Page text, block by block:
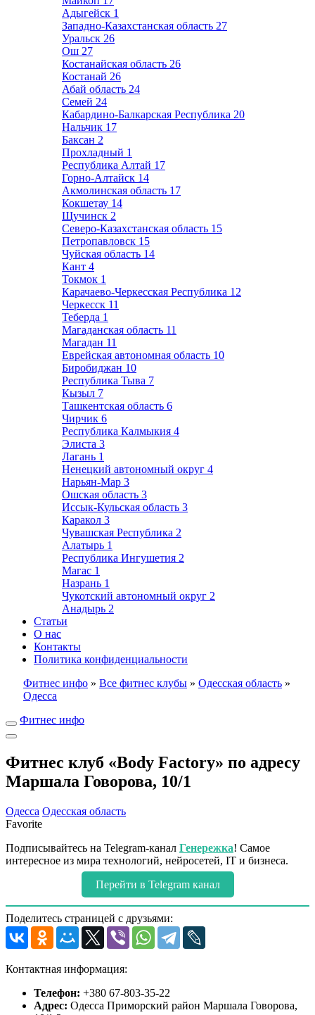
Адыгейск 1
Западно-Казахстанская область 27
Уральск 26
Ош 27
Костанайская область 26
Костанай 26
Абай область 24
Семей 24
Кабардино-Балкарская Республика 20
Нальчик 17
Баксан 2
Прохладный 1
Республика Алтай 17
Горно-Алтайск 14
Акмолинская область 17
Кокшетау 14
Щучинск 2
Северо-Казахстанская область 15
Петропавловск 15
Чуйская область 14
Кант 4
Токмок 1
Карачаево-Черкесская Республика 12
Черкесск 11
Теберда 1
Магаданская область 11
Магадан 11
Еврейская автономная область 10
Биробиджан 10
Республика Тыва 7
Кызыл 7
Ташкентская область 6
Чирчик 6
Республика Калмыкия 4
Элиста 3
Лагань 1
Ненецкий автономный округ 4
Нарьян-Мар 3
Ошская область 3
Иссык-Кульская область 3
Каракол 3
Чувашская Республика 2
Алатырь 1
Республика Ингушетия 2
Магас 1
Назрань 1
Чукотский автономный округ 2
Анадырь 2
Статьи
О нас
Контакты
Политика конфиденциальности
Фитнес инфо » Все фитнес клубы » Одесская область »
Одесса
Фитнес инфо
Фитнес клуб «Body Factory» по адресу
Маршала Говорова, 10/1
Одесса Одесская область
Favorite
Подписывайтесь на Telegram-канал Генережка! Самое
интересное из мира технологий, нейросетей, IT и бизнеса.
Перейти в Telegram канал
Поделитесь страницей с друзьями:
Контактная информация:
Телефон: +380 67-803-35-22
Адрес: Одесса Приморский район Маршала Говорова,